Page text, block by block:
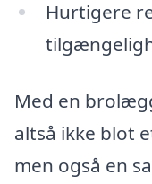
Hurtigere
Med en
altså ikke blot
men også en